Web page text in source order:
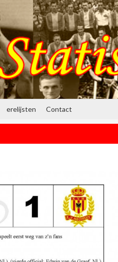
erelijsten Contact